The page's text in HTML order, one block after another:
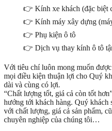
👉 Kính xe khách (đặc biệt
👉 Kính máy xây dựng
👉 Phụ kiện ô tô
👉 Dịch vụ thay kính ô tô
Với tiêu chí luôn mong muốn
mọi điều kiện thuận lợi cho Quý
dài và cùng có lợi.
“Chất lượng tốt, giá cả còn tốt
hướng tới khách hàng. Quý khách
với chất lượng, giá cả sản phẩm,
chuyên nghiệp của chúng tôi…